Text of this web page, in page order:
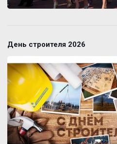
День строителя 2026